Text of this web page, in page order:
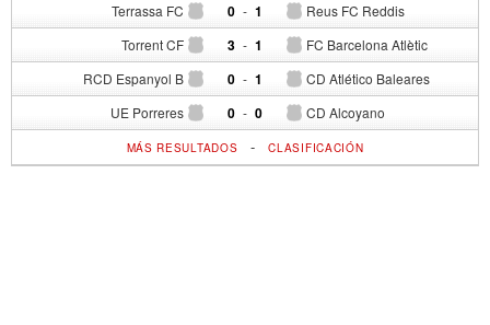
Terrassa FC 0 - Reus FC Reddis
1
Torrent CF 3 - FC Barcelona Atlètic
1
RCD Espanyol B 0 - CD Atlético Baleares
1
UE Porreres 0 - CD Alcoyano
0
MÁS RESULTADOS -CLASIFICACIÓN